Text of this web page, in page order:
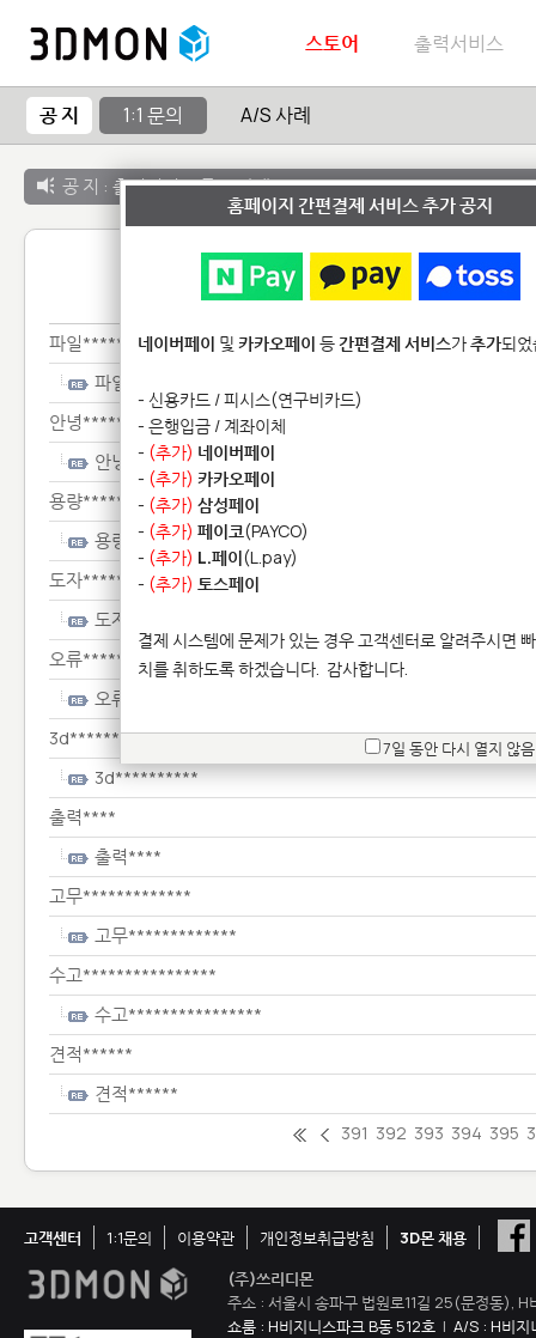
스토어 출력서비스
공 지 1:1 문의 A/S 사례
공 지 : 출력서비스 종료 안내
1:1 문
파일***********
파일***********
안녕**************************
안녕**************************
용량**************************
용량**************************
도자***************
도자***************
오류*****
오류*****
3d**********
3d**********
출력****
출력****
고무*************
고무*************
수고****************
수고****************
견적******
견적******
391 392 393 394 395
고객센터 1:1문의 이용약관 개인정보취급방침
3D몬 채용
(주)쓰리디몬
주소 : 서울시 송파구 법원로11길 25(문정동),
쇼룸 : H비지니스파크 B동 512호 | A/S : H비지
홈페이지 간편결제 서비스 추가 공지
네이버페이 및 카카오페이 등간편결제 서비스가추가되
- 신용카드 / 피시스(연구비카드)
- 은행입금 / 계좌이체
- (추가) 네이버페이
- (추가) 카카오페이
- (추가) 삼성페이
- (추가) 페이코(PAYCO)
- (추가) L.페이(L.pay)
- (추가) 토스페이
결제 시스템에 문제가 있는 경우 고객센터로 알려주시면
치를 취하도록 하겠습니다. 감사합니다.
7일 동안 다시 열지 않음